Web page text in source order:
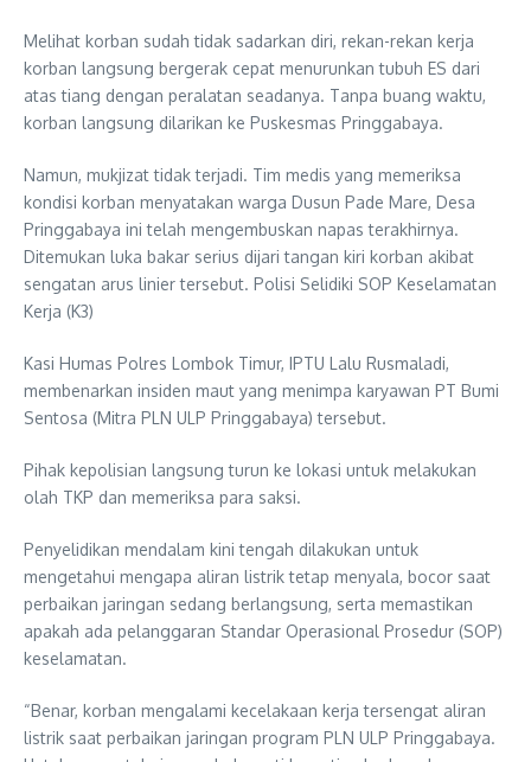
Melihat korban sudah tidak sadarkan diri, rekan-rekan kerja
korban langsung bergerak cepat menurunkan tubuh ES dari
atas tiang dengan peralatan seadanya. Tanpa buang waktu,
korban langsung dilarikan ke Puskesmas Pringgabaya.
Namun, mukjizat tidak terjadi. Tim medis yang memeriksa
kondisi korban menyatakan warga Dusun Pade Mare, Desa
Pringgabaya ini telah mengembuskan napas terakhirnya.
Ditemukan luka bakar serius dijari tangan kiri korban akibat
sengatan arus linier tersebut. Polisi Selidiki SOP Keselamatan
Kerja (K3)
Kasi Humas Polres Lombok Timur, IPTU Lalu Rusmaladi,
membenarkan insiden maut yang menimpa karyawan PT Bumi
Sentosa (Mitra PLN ULP Pringgabaya) tersebut.
Pihak kepolisian langsung turun ke lokasi untuk melakukan
olah TKP dan memeriksa para saksi.
Penyelidikan mendalam kini tengah dilakukan untuk
mengetahui mengapa aliran listrik tetap menyala, bocor saat
perbaikan jaringan sedang berlangsung, serta memastikan
apakah ada pelanggaran Standar Operasional Prosedur (SOP)
keselamatan.
“Benar, korban mengalami kecelakaan kerja tersengat aliran
listrik saat perbaikan jaringan program PLN ULP Pringgabaya.